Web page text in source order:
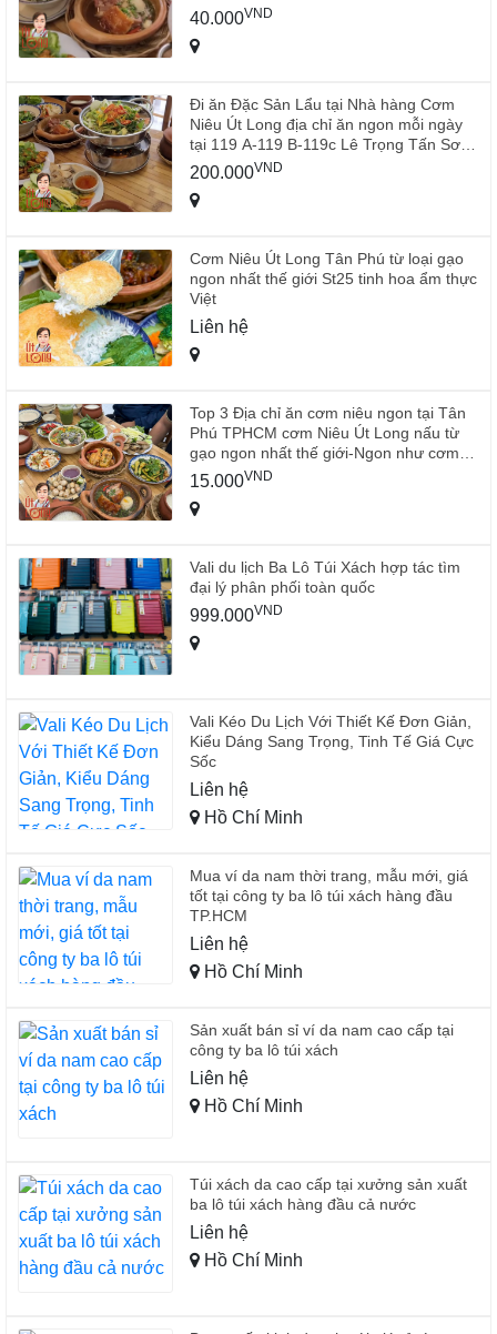
40.000VND
Đi ăn Đặc Sản Lẩu tại Nhà hàng Cơm
Niêu Út Long địa chỉ ăn ngon mỗi ngày
tại 119 A-119 B-119c Lê Trọng Tấn Sơn
Kỳ Tân Phú
200.000VND
Cơm Niêu Út Long Tân Phú từ loại gạo
ngon nhất thế giới St25 tinh hoa ẩm thực
Việt
Liên hệ
Top 3 Địa chỉ ăn cơm niêu ngon tại Tân
Phú TPHCM cơm Niêu Út Long nấu từ
gạo ngon nhất thế giới-Ngon như cơm
mẹ nấu
15.000VND
Vali du lịch Ba Lô Túi Xách hợp tác tìm
đại lý phân phối toàn quốc
999.000VND
Vali Kéo Du Lịch Với Thiết Kế Đơn Giản,
Kiểu Dáng Sang Trọng, Tinh Tế Giá Cực
Sốc
Liên hệ
Hồ Chí Minh
Mua ví da nam thời trang, mẫu mới, giá
tốt tại công ty ba lô túi xách hàng đầu
TP.HCM
Liên hệ
Hồ Chí Minh
Sản xuất bán sỉ ví da nam cao cấp tại
công ty ba lô túi xách
Liên hệ
Hồ Chí Minh
Túi xách da cao cấp tại xưởng sản xuất
ba lô túi xách hàng đầu cả nước
Liên hệ
Hồ Chí Minh